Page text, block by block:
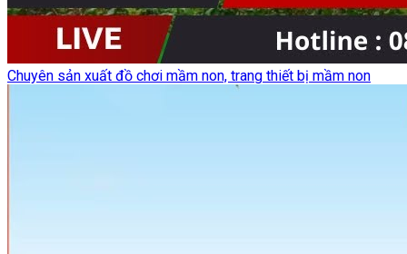
Chuyên sản xuất đồ chơi mầm non, trang thiết bị mầm non